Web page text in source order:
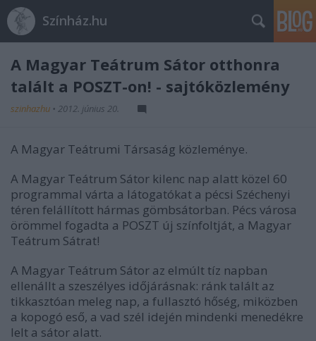
Színház.hu
A Magyar Teátrum Sátor otthonra
talált a POSZT-on! - sajtóközlemény
szinhazhu • 2012. június 20.
A Magyar Teátrumi Társaság közleménye.
A Magyar Teátrum Sátor kilenc nap alatt közel 60
programmal várta a látogatókat a pécsi Széchenyi
téren felállított hármas gömbsátorban. Pécs városa
örömmel fogadta a POSZT új színfoltját, a Magyar
Teátrum Sátrat!
A Magyar Teátrum Sátor az elmúlt tíz napban
ellenállt a szeszélyes időjárásnak: ránk talált az
tikkasztóan meleg nap, a fullasztó hőség, miközben
a kopogó eső, a vad szél idején mindenki menedékre
lelt a sátor alatt.